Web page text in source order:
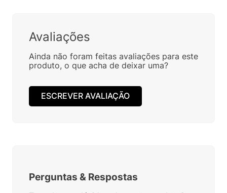
Avaliações
Ainda não foram feitas avaliações para este
produto, o que acha de deixar uma?
ESCREVER AVALIAÇÃO
Perguntas & Respostas